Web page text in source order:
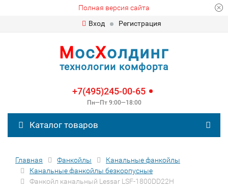
Полная версия сайта
Вход
Регистрация
МосХолдинг
технологии комфорта
+7(495)245-00-65
Пн—Пт 9:00—18:00
Каталог товаров
Главная Фанкойлы
Канальные фанкойлы
Канальные фанкойлы безкорпусные
Фанкойл канальный Lessar LSF-1800DD22H